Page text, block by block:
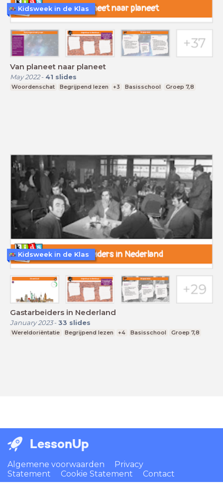
Van planeet naar planeet
May 2022- 41 slides
Woordenschat Begrijpend lezen +3 Basisschool Groep 7,8
Kidsweek in de Klas
Gastarbeiders in Nederland
January 2023- 33 slides
Wereldoriëntatie Begrijpend lezen +4 Basisschool Groep 7,8
Kidsweek in de Klas
LessonUp
Algemene voorwaarden
Privacy
Statement
Cookie Statement Contact